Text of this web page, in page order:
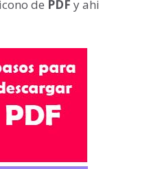
de PDF y ahi